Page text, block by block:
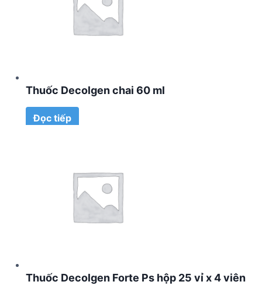
Thuốc Decolgen chai 60 ml
Đọc tiếp
Thuốc Decolgen Forte Ps hộp 25 vỉ x 4 viên